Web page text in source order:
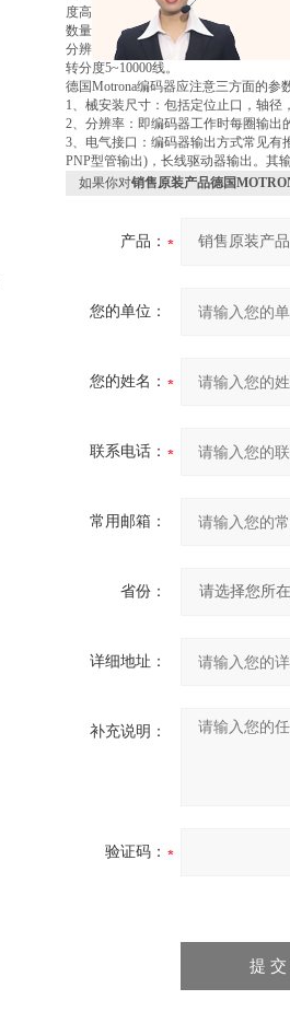
度高，金属码盘直接以通和不通刻线
数量级，塑料码盘是经济型的，其成
分辨率—德国Motrona编码器以每旋转
转分度5~10000线。
德国Motrona编码器应注意三方面的参
1、械安装尺寸：包括定位止口，轴径
2、分辨率：即编码器工作时每圈输出
3、电气接口：编码器输出方式常见有
PNP型管输出)，长线驱动器输出。其
如果你对销售原装产品德国
产品：
您的单位：
您的姓名：
联系电话：
常用邮箱：
省份：
详细地址：
补充说明：
验证码：